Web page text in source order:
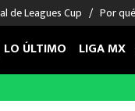
de Leagues Cup Por
LO ÚLTIMO LIGA MX